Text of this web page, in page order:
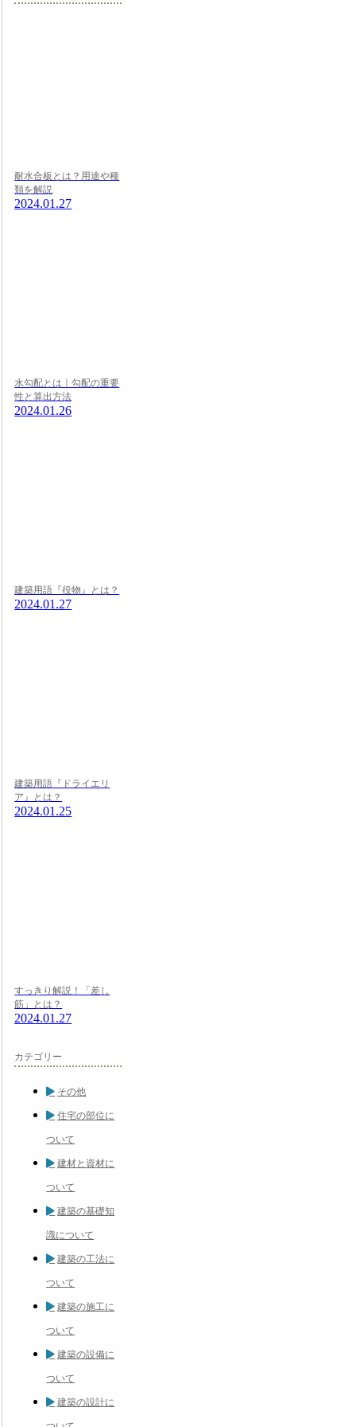
耐水合板とは？用途や種
類を解説
2024.01.27
水勾配とは｜勾配の重要
性と算出方法
2024.01.26
建築用語『役物』とは？
2024.01.27
建築用語『ドライエリ
ア』とは？
2024.01.25
すっきり解説！「差し
筋」とは？
2024.01.27
カテゴリー
その他
住宅の部位に
ついて
建材と資材に
ついて
建築の基礎知
識について
建築の工法に
ついて
建築の施工に
ついて
建築の設備に
ついて
建築の設計に